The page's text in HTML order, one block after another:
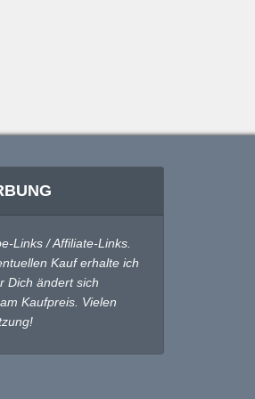
Links / Affiliate-Links.
Kauf erhalte ich
Dich ändert sich
Kaufpreis. Vielen